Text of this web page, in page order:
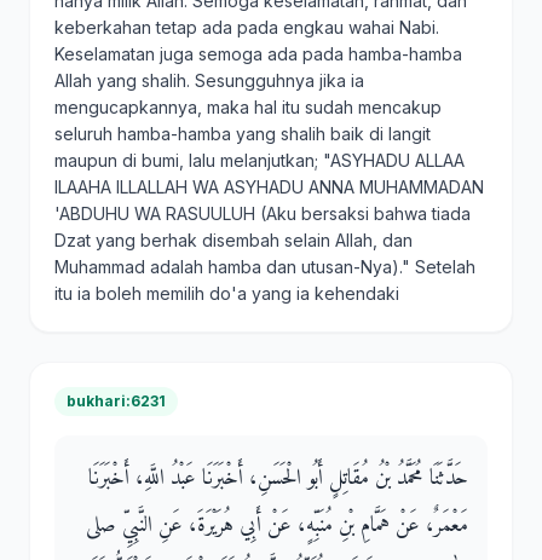
keberkahan tetap ada pada engkau wahai Nabi.
Keselamatan juga semoga ada pada hamba-hamba
Allah yang shalih. Sesungguhnya jika ia
mengucapkannya, maka hal itu sudah mencakup
seluruh hamba-hamba yang shalih baik di langit
maupun di bumi, lalu melanjutkan; "ASYHADU ALLAA
ILAAHA ILLALLAH WA ASYHADU ANNA MUHAMMADAN
'ABDUHU WA RASUULUH (Aku bersaksi bahwa tiada
Dzat yang berhak disembah selain Allah, dan
Muhammad adalah hamba dan utusan-Nya)." Setelah
itu ia boleh memilih do'a yang ia kehendaki
bukhari:6231
حَدَّثَنَا مُحَمَّدُ بْنُ مُقَاتِلٍ أَبُو الْحَسَنِ، أَخْبَرَنَا عَبْدُ اللَّهِ، أَخْبَرَنَا
مَعْمَرٌ، عَنْ هَمَّامِ بْنِ مُنَبِّهٍ، عَنْ أَبِي هُرَيْرَةَ، عَنِ النَّبِيِّ صلى